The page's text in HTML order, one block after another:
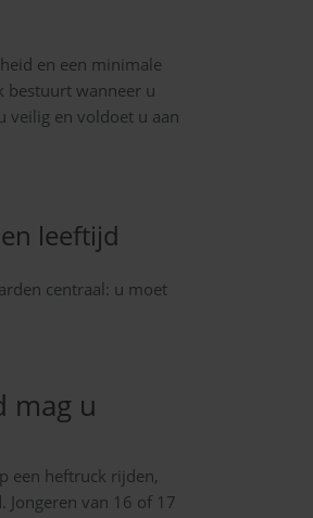
en een minimale
bestuurt wanneer u
veilig en voldoet u aan
leeftijd
centraal: u moet
mag u
een heftruck rijden,
Jongeren van 16 of 17